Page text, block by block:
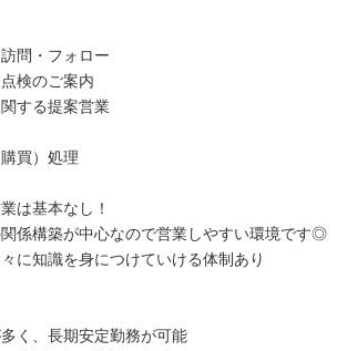
問・フォロー
検のご案内
する提案営業
買）処理
は基本なし！
係構築が中心なので営業しやすい環境です◎
に知識を身につけていける体制あり
く、長期安定勤務が可能